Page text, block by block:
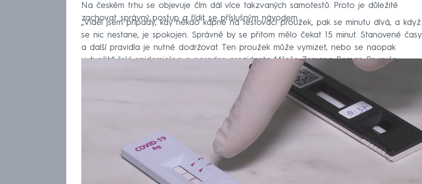
Na českém trhu se objevuje čím dál více takzvaných samotestů. Proto je důležité
zachovat správný postup a řídit se příslušným návodem.
„Viděl jsem případy, kdy někdo kápne na testovací proužek, pak se minutu dívá, a když
se nic nestane, je spokojen. Správně by se přitom mělo čekat 15 minut. Stanovené časy
a další pravidla je nutné dodržovat. Ten proužek může vymizet, nebo se naopak
vytvořit,“ řekl epidemiolog a poradce prezidenta Miloše Zemana Roman Prymula.